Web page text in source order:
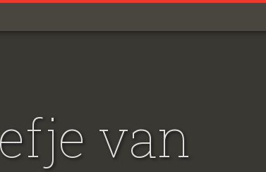
van